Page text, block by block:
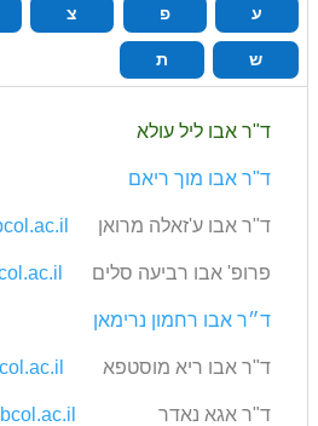
ע פ צ
ש ת
ד‭"‬ר אבו‭ ‬ליל עולא
ד"ר אבו‭ ‬מוך ריאם
ד‭"‬ר אבו‭ ‬ע‭'‬זאלה מרואן
פרופ' אבו‭ ‬רביעה סלים
ד״ר אבו‭ ‬רחמון נרימאן
ד‭"‬ר אבו‭ ‬ריא מוסטפא
ד‭"‬ר אגא נאדר